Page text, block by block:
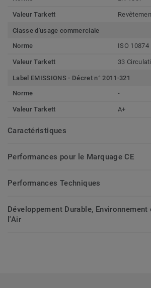
Valeur Tarkett
Classe d'usage commerciale
Norme
ISO 10874
Valeur Tarkett 33
Label EMISSIONS - Décret n° 2011-321
Norme
-
Valeur Tarkett A+
Caractéristiques
Performances pour le Marquage CE
Performances Techniques
Développement Durable, Environnement
l'Air